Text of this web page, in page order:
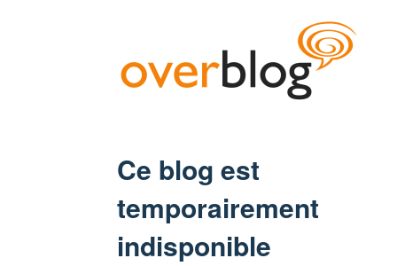
Ce blog est
temporairement
indisponible